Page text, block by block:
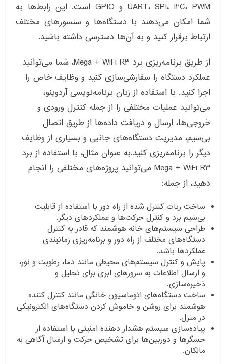
UART، SPI، I2C، PWM و GPIO است. این رابط‌ها به
شما امکان می‌دهند با دستگاه‌ها و سنسورهای مختلف
ارتباط برقرار کنید و به آن‌ها دسترسی داشته باشید.
از طریق برنامه‌ریزی برد Mega + WiFi R3، شما می‌توانید
عملکرد دستگاه را سفارشی‌سازی کنید و وظایف خاص را
اجرا کنید. با استفاده از زبان برنامه‌نویسی آردوینو،
می‌توانید عملیات مختلفی را از جمله کنترل ورودی و
خروجی‌ها، ارسال و دریافت داده‌ها از طریق اتصال
بی‌سیم، مدیریت دستگاه‌های جانبی و بسیاری از وظایف
دیگر را برنامه‌ریزی کنید.به عنوان مثال، با استفاده از برد
Mega + WiFi R3 می‌توانید پروژه‌های مختلفی را انجام
دهید، از جمله:
ساخت ربات کنترل شده از راه دور با استفاده از قابلیت
بی‌سیم برد و کنترل حرکت‌ها و عملکردهای دیگر.
طراحی سیستم‌های خانه هوشمند که قادر به کنترل
دستگاه‌های مختلف از راه دور و برنامه‌ریزی زمانبندی
عملکردها باشد.
پایش و کنترل سیستم‌های محیطی مانند دما، رطوبت و نور،
و ارسال اطلاعات به سرورهای ابری برای تحلیل و
ذخیره‌سازی.
ساخت دستگاه‌های اتوماسیون خانگی مانند کنترل کننده
هوشمند برای روشن و خاموش کردن دستگاه‌های الکترونیکی
در منزل.
پیاده‌سازی سیستم هشدار دهنده امنیتی با استفاده از
حسگرها و دوربین‌ها برای تشخیص حرکت و ارسال آگاهی به
مالکان.